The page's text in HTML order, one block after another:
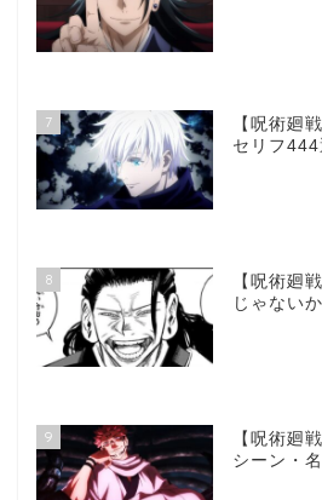
7
【呪術廻
セリフ444
8
【呪術廻
じゃないか
9
【呪術廻
シーン・